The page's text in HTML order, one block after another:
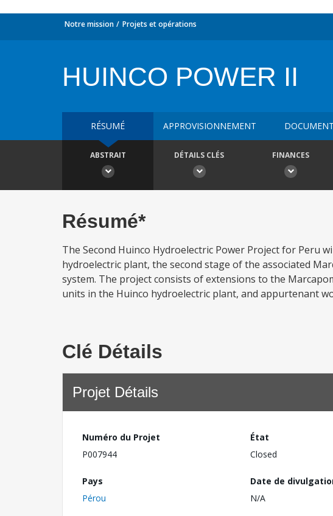
Notre mission Projets et opérations
HUINCO POWER II
RÉSUMÉ APPROVISIONNEMENT
ABSTRAIT DÉTAILS CLÉS FINANCES
Résumé*
The Second Huinco Hydroelectric Power Project for Peru
hydroelectric plant, the second stage of the associated
system. The project consists of extensions to the
units in the Huinco hydroelectric plant, and appurtenant
Clé Détails
Projet Détails
Numéro du Projet
P007944
État
Closed
Pays
Pérou
Date de
N/A